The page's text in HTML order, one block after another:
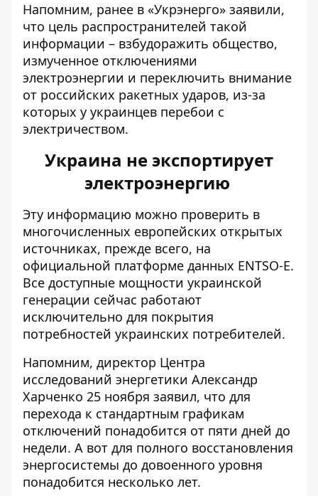
Напомним, ранее в «Укрэнерго» заявили,
что цель распространителей такой
информации – взбудоражить общество,
измученное отключениями
электроэнергии и переключить внимание
от российских ракетных ударов, из-за
которых у украинцев перебои с
электричеством.
Украина не экспортирует
электроэнергию
Эту информацию можно проверить в
многочисленных европейских открытых
источниках, прежде всего, на
официальной платформе данных ENTSO-E.
Все доступные мощности украинской
генерации сейчас работают
исключительно для покрытия
потребностей украинских потребителей.
Напомним, директор Центра
исследований энергетики Александр
Харченко 25 ноября заявил, что для
перехода к стандартным графикам
отключений понадобится от пяти дней до
недели. А вот для полного восстановления
энергосистемы до довоенного уровня
понадобится несколько лет.